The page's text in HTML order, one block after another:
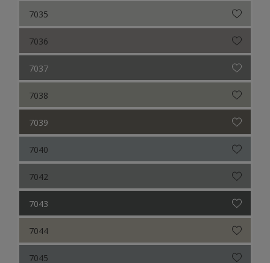
7035
7036
7037
7038
7039
7040
7042
7043
7044
7045